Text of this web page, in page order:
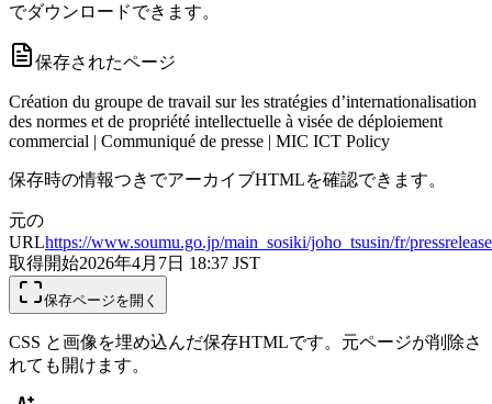
でダウンロードできます。
保存されたページ
Création du groupe de travail sur les stratégies d’internationalisation
des normes et de propriété intellectuelle à visée de déploiement
commercial | Communiqué de presse | MIC ICT Policy
保存時の情報つきでアーカイブHTMLを確認できます。
元の
URLhttps://www.soumu.go.jp/main_sosiki/joho_tsusin/fr/
取得開始2026年4月7日 18:37 JST
保存ページを開く
CSS と画像を埋め込んだ保存HTMLです。元ページが削除さ
れても開けます。